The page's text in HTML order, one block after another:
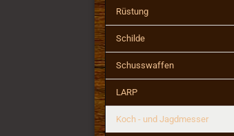
Rüstung
Schilde
Schusswaffen
LARP
Koch - und Jagdmesser